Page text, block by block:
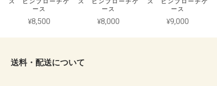
ス ピンブローチケ
ース
¥8,500
ス ピンブローチケ
ース
¥8,000
ス ピンブローチケ
ース
¥9,000
送料・配送について